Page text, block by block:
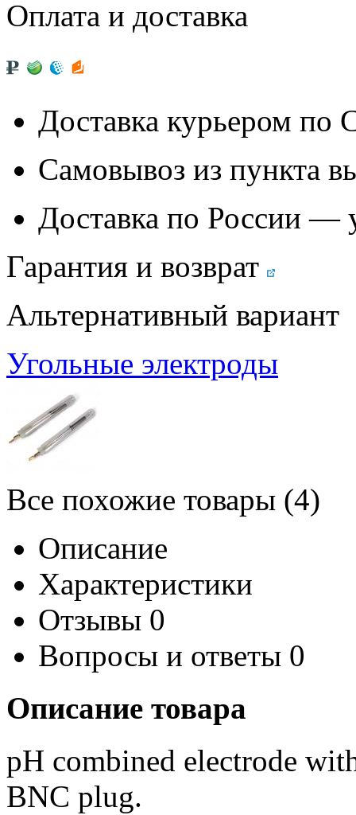
Оплата и доставка
Доставка курьером
Самовывоз из пункта
Доставка по России —
Гарантия и возврат
Альтернативный вариант
Угольные электроды
Все похожие товары (4)
Описание
Характеристики
Отзывы 0
Вопросы и ответы 0
Описание товара
pH combined electrode
BNC plug.